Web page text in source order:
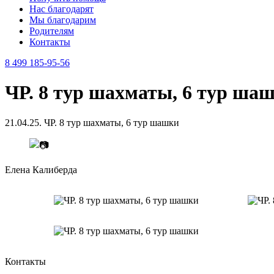
Нас благодарят
Мы благодарим
Родителям
Контакты
8 499 185-95-56
ЧР. 8 тур шахматы, 6 тур
21.04.25. ЧР. 8 тур шахматы, 6 тур шашки
Елена Калиберда
Контакты